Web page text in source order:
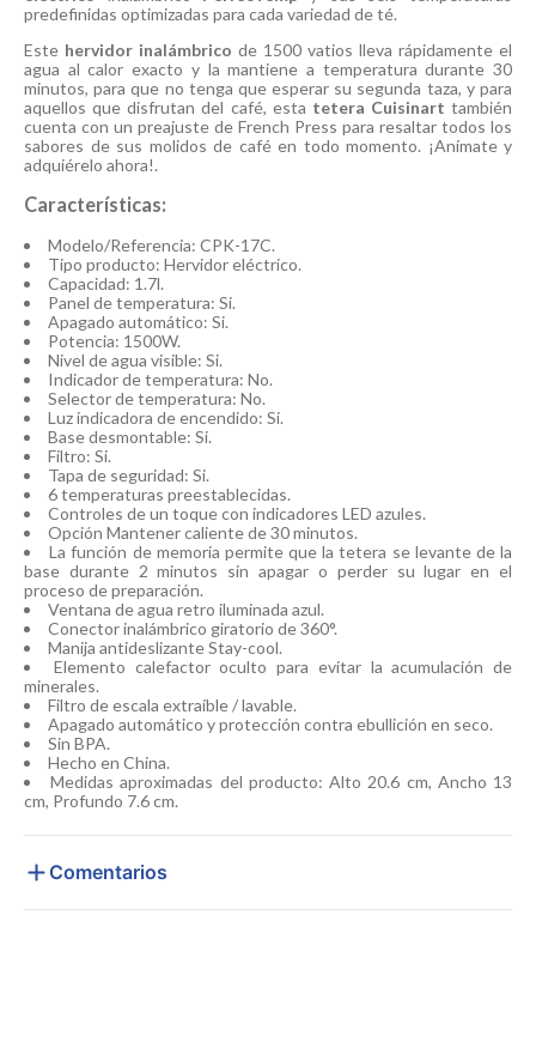
predefinidas optimizadas para cada variedad de té.
Este hervidor inalámbrico de 1500 vatios lleva rápidamente el
agua al calor exacto y la mantiene a temperatura durante 30
minutos, para que no tenga que esperar su segunda taza, y para
aquellos que disfrutan del café, esta tetera Cuisinart también
cuenta con un preajuste de French Press para resaltar todos los
sabores de sus molidos de café en todo momento. ¡Anímate y
adquiérelo ahora!.
Características:
Modelo/Referencia: CPK-17C.
Tipo producto: Hervidor eléctrico.
Capacidad: 1.7l.
Panel de temperatura: Si.
Apagado automático: Si.
Potencia: 1500W.
Nivel de agua visible: Si.
Indicador de temperatura: No.
Selector de temperatura: No.
Luz indicadora de encendido: Si.
Base desmontable: Si.
Filtro: Si.
Tapa de seguridad: Si.
6 temperaturas preestablecidas.
Controles de un toque con indicadores LED azules.
Opción Mantener caliente de 30 minutos.
La función de memoria permite que la tetera se levante de la
base durante 2 minutos sin apagar o perder su lugar en el
proceso de preparación.
Ventana de agua retro iluminada azul.
Conector inalámbrico giratorio de 360°.
Manija antideslizante Stay-cool.
Elemento calefactor oculto para evitar la acumulación de
minerales.
Filtro de escala extraíble / lavable.
Apagado automático y protección contra ebullición en seco.
Sin BPA.
Hecho en China.
Medidas aproximadas del producto: Alto 20.6 cm, Ancho 13
cm, Profundo 7.6 cm.
Comentarios